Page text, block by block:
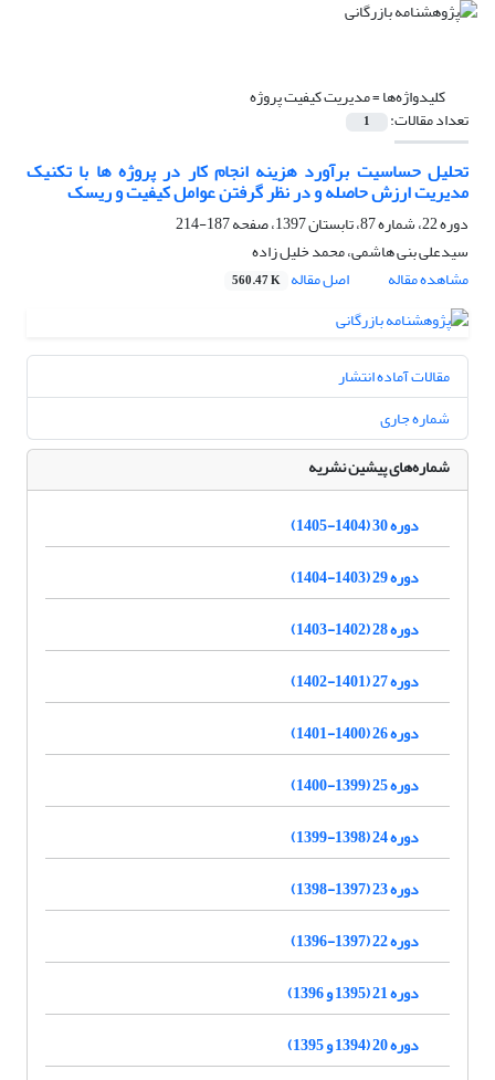
کلیدواژه‌ها =مدیریت کیفیت پروژه
تعداد مقالات: 1
تحلیل حساسیت برآورد هزینه انجام کار در پروژه ها با تکنیک
مدیریت ارزش حاصله و در نظر گرفتن عوامل کیفیت و ریسک
دوره 22، شماره 87، تابستان 1397، صفحه
187-214
سیدعلی بنی هاشمی، محمد خلیل زاده
مشاهده مقاله
اصل مقاله 560.47 K
مقالات آماده انتشار
شماره جاری
شماره‌های پیشین نشریه
دوره 30 (1404-1405)
دوره 29 (1403-1404)
دوره 28 (1402-1403)
دوره 27 (1401-1402)
دوره 26 (1400-1401)
دوره 25 (1399-1400)
دوره 24 (1398-1399)
دوره 23 (1397-1398)
دوره 22 (1397-1396)
دوره 21 (1395 و 1396)
دوره 20 (1394 و 1395)